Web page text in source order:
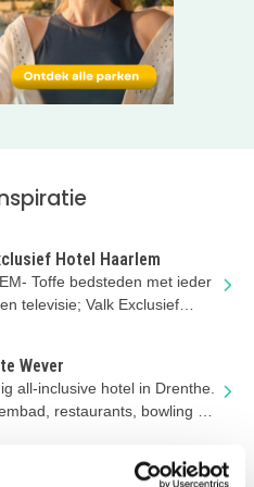
van een keuken, een
met privé terras. Geen zin
er ontbijt in te maken?
aan het buffet!
Hotel Haarlem
Toffe bedsteden met ieder
televisie; Valk Exclusief
Wever
all-inclusive hotel in Drenthe.
restaurants, bowling en
Hotel Apeldoorn